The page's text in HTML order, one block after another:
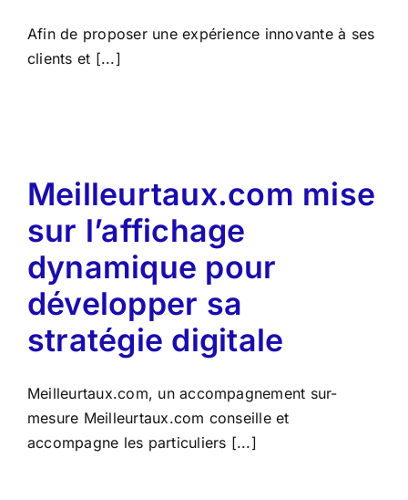
Afin de proposer une expérience innovante à ses
clients et [...]
Meilleurtaux.com mise
sur l’affichage
dynamique pour
développer sa
stratégie digitale
Meilleurtaux.com, un accompagnement sur-
mesure Meilleurtaux.com conseille et
accompagne les particuliers [...]